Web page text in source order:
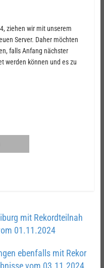
ziehen wir mit unserem
Server. Daher möchten
falls Anfang nächster
werden können und es zu
mit Rekordteilnah
01.11.2024
ebenfalls mit Rekor
vom 03.11.2024